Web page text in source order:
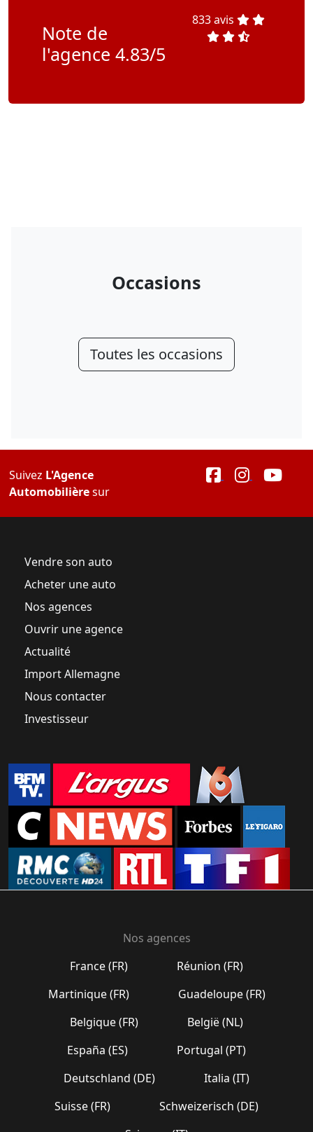
Note de
l'agence 4.83/5
833 avis
Occasions
Toutes les occasions
Suivez L'Agence
Automobilièresur
Vendre son auto
Acheter une auto
Nos agences
Ouvrir une agence
Actualité
Import Allemagne
Nous contacter
Investisseur
Nos agences
France (FR)
Réunion (FR)
Martinique (FR)
Guadeloupe (FR)
Belgique (FR)
België (NL)
España (ES)
Portugal (PT)
Deutschland (DE)
Italia (IT)
Suisse (FR)
Schweizerisch (DE)